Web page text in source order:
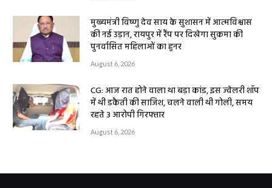
मुख्यमंत्री विष्णु देव साय के सुशासन में आत्मविश्वास
की नई उड़ान, रायपुर में रैंप पर दिखेगा सुकमा की
पुनर्वासित महिलाओं का हुनर
August 6, 2026
CG: आज रात होने वाला था बड़ा कांड, इस ज्वेलरी शॉप
में थी डकैती की साजिश, चलने वाली थी गोली, समय
रहते 3 आरोपी गिरफ्तार
August 6, 2026